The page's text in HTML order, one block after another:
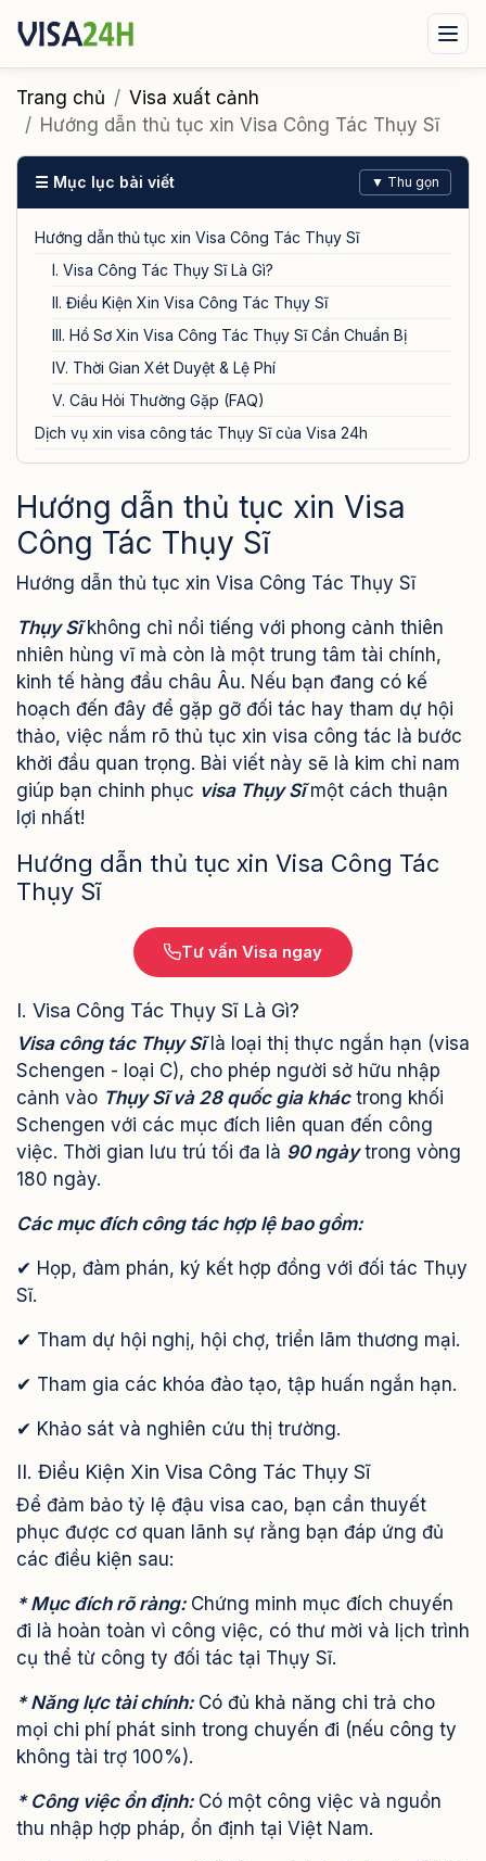
Visa xuất cảnh Visa nhập cảnh
Tư vấn ngay qua Zalo
Trang chủ
Visa xuất cảnh
Hướng dẫn thủ tục xin Visa Công Tác Thụy Sĩ
☰ Mục lục bài viết ▼ Thu gọn
Hướng dẫn thủ tục xin Visa Công Tác Thụy Sĩ
I. Visa Công Tác Thụy Sĩ Là Gì?
II. Điều Kiện Xin Visa Công Tác Thụy Sĩ
III. Hồ Sơ Xin Visa Công Tác Thụy Sĩ Cần Chuẩn Bị
IV. Thời Gian Xét Duyệt & Lệ Phí
V. Câu Hỏi Thường Gặp (FAQ)
Dịch vụ xin visa công tác Thụy Sĩ của Visa 24h
Hướng dẫn thủ tục xin Visa
Công Tác Thụy Sĩ
Hướng dẫn thủ tục xin Visa Công Tác Thụy Sĩ
Thụy Sĩkhông chỉ nổi tiếng với phong cảnh thiên
nhiên hùng vĩ mà còn là một trung tâm tài chính,
kinh tế hàng đầu châu Âu. Nếu bạn đang có kế
hoạch đến đây để gặp gỡ đối tác hay tham dự hội
thảo, việc nắm rõ thủ tục xin visa công tác là bước
khởi đầu quan trọng. Bài viết này sẽ là kim chỉ nam
giúp bạn chinh phục visa Thụy Sĩmột cách thuận
lợi nhất!
Hướng dẫn thủ tục xin Visa Công Tác
Thụy Sĩ
Tư vấn Visa ngay
I. Visa Công Tác Thụy Sĩ Là Gì?
Visa công tác Thụy Sĩlà loại thị thực ngắn hạn (visa
Schengen - loại C), cho phép người sở hữu nhập
cảnh vào Thụy Sĩ và 28 quốc gia kháctrong khối
Schengen với các mục đích liên quan đến công
việc. Thời gian lưu trú tối đa là 90 ngàytrong vòng
180 ngày.
Các mục đích công tác hợp lệ bao gồm:
✔ Họp, đàm phán, ký kết hợp đồng với đối tác Thụy
Sĩ.
✔ Tham dự hội nghị, hội chợ, triển lãm thương mại.
✔ Tham gia các khóa đào tạo, tập huấn ngắn hạn.
✔ Khảo sát và nghiên cứu thị trường.
II. Điều Kiện Xin Visa Công Tác Thụy Sĩ
Để đảm bảo tỷ lệ đậu visa cao, bạn cần thuyết
phục được cơ quan lãnh sự rằng bạn đáp ứng đủ
các điều kiện sau:
* Mục đích rõ ràng:Chứng minh mục đích chuyến
đi là hoàn toàn vì công việc, có thư mời và lịch trình
cụ thể từ công ty đối tác tại Thụy Sĩ.
* Năng lực tài chính:Có đủ khả năng chi trả cho
mọi chi phí phát sinh trong chuyến đi (nếu công ty
không tài trợ 100%).
* Công việc ổn định:Có một công việc và nguồn
thu nhập hợp pháp, ổn định tại Việt Nam.